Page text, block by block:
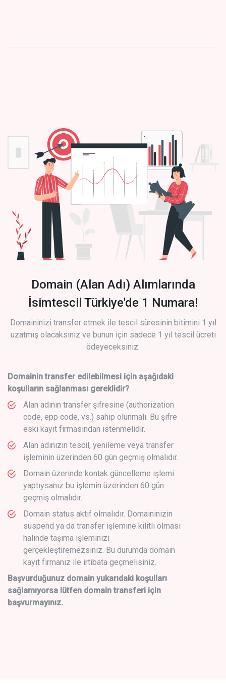
Domain (Alan Adı) Alımlarında
İsimtescil Türkiye'de 1 Numara!
Domaininizi transfer etmek ile tescil süresinin bitimini 1 yıl
uzatmış olacaksınız ve bunun için sadece 1 yıl tescil ücreti
ödeyeceksiniz.
Domainin transfer edilebilmesi için aşağıdaki
koşulların sağlanması gereklidir?
Alan adının transfer şifresine (authorization
code, epp code, vs.) sahip olunmalı. Bu şifre
eski kayıt firmasından istenmelidir.
Alan adınızın tescil, yenileme veya transfer
işleminin üzerinden 60 gün geçmiş olmalıdır.
Domain üzerinde kontak güncelleme işlemi
yaptıysanız bu işlemin üzerinden 60 gün
geçmiş olmalıdır.
Domain status aktif olmalıdır. Domaininizin
suspend ya da transfer işlemine kilitli olması
halinde taşıma işleminizi
gerçekleştiremezsiniz. Bu durumda domain
kayıt firmanız ile irtibata geçmelisiniz.
Başvurduğunuz domain yukarıdaki koşulları
sağlamıyorsa lütfen domain transferi için
başvurmayınız.